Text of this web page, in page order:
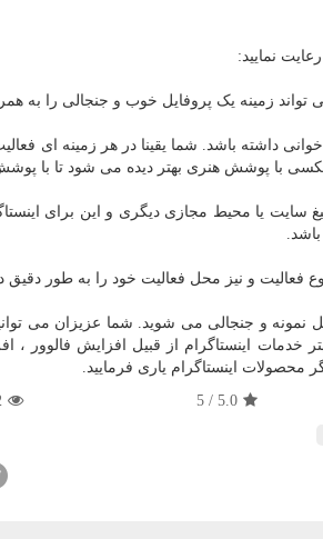
نمایید:
زمینه یک پروفایل خوب و جنجالی را به
داشته باشد. شما یقینا در هر زمینه ای
عکسی با پوشش هنری بهتر دیده می شود تا با
سایت یا محیط مجازی دیگری و این برای
و نیز محل فعالیت خود را به طور دقیق در
نمونه و جنجالی می شوید. شما عزیزان می
خدمات اینستاگرام از قبیل افزایش فالوور
محصولات اینستاگرام یاری فرمایید.
5.0
/
5